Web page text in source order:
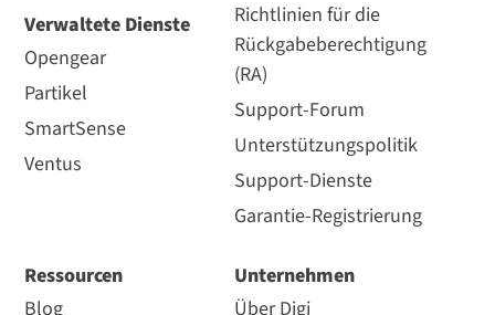
Verwaltete Dienste
Opengear
Partikel
SmartSense
Ventus
Richtlinien für die
Rückgabeberechtigung
(RA)
Support-Forum
Unterstützungspolitik
Support-Dienste
Garantie-Registrierung
Ressourcen
Blog
Unternehmen
Über Digi